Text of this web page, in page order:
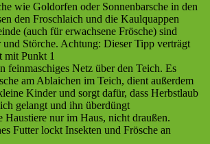
wie Goldorfen oder Sonnenbarsche in den
den Froschlaich und die Kaulquappen
(auch für erwachsene Frösche) sind
und Störche. Achtung: Dieser Tipp verträgt
mit Punkt 1
feinmaschiges Netz über den Teich. Es
am Ablaichen im Teich, dient außerdem
Kinder und sorgt dafür, dass Herbstlaub
gelangt und ihn überdüngt
Haustiere nur im Haus, nicht draußen.
Futter lockt Insekten und Frösche an